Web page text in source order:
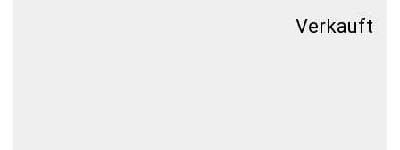
Verkauft